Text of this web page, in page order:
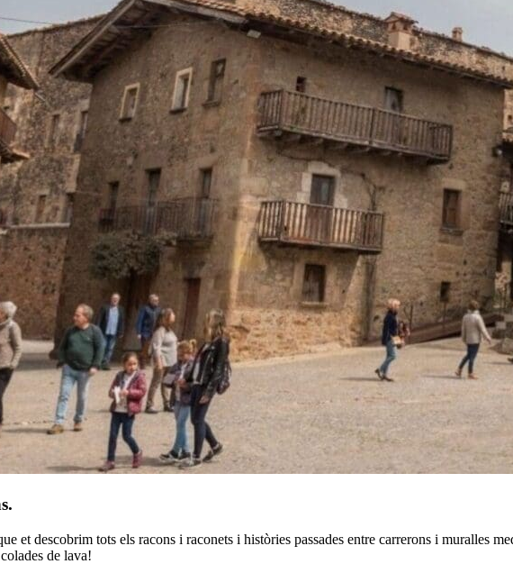
et descobrim tots els racons i raconets i històries passades entre carrerons i muralles
de lava!